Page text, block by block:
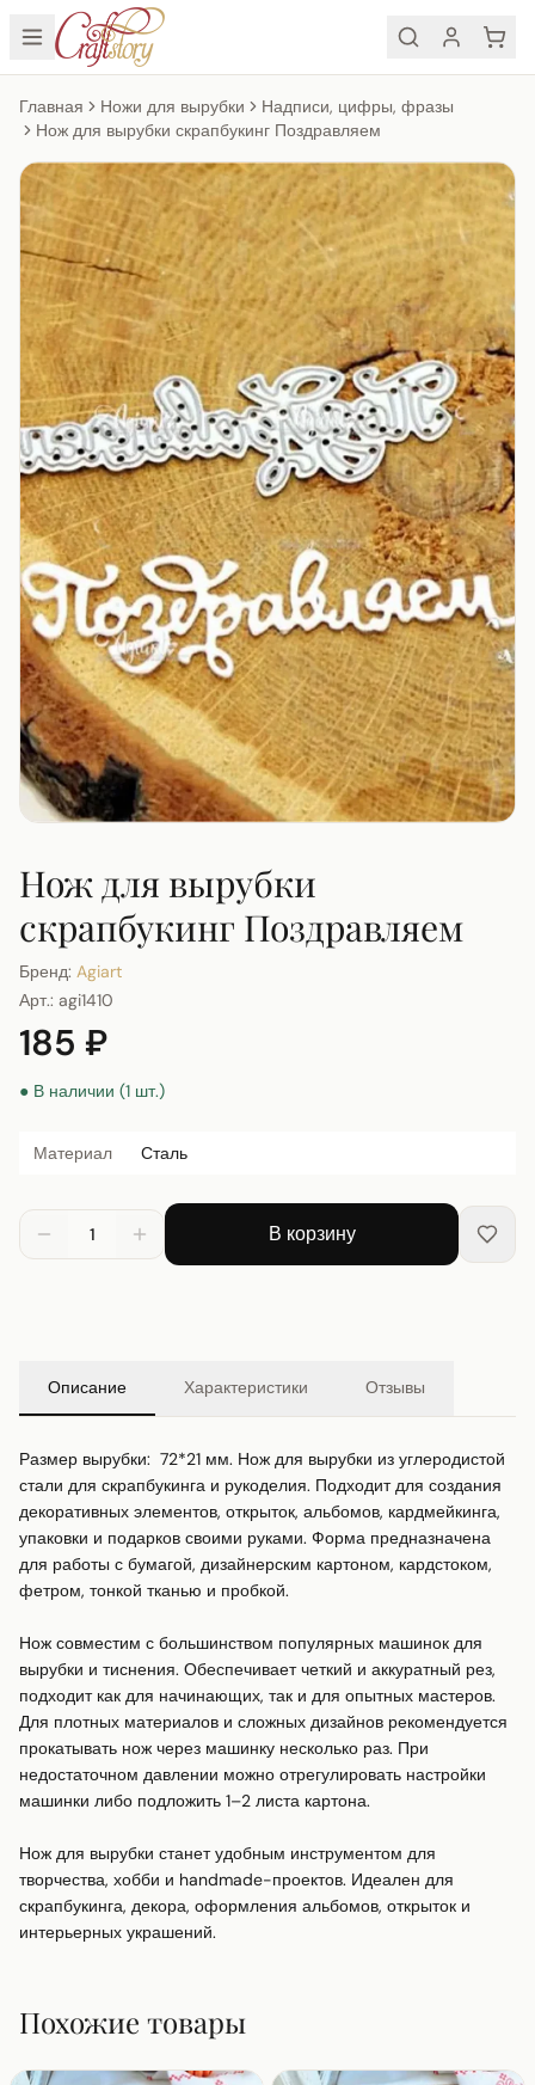
Главная Ножи для вырубки
Надписи, цифры, фразы
Нож для вырубки скрапбукинг Поздравляем
Нож для вырубки
скрапбукинг Поздравляем
Бренд: Agiart
Арт.: agi1410
185 ₽
● В наличии (1 шт.)
Материал Сталь
1 В корзину
Описание Характеристики Отзывы
Размер вырубки:  72*21 мм. Нож для вырубки из углеродистой
стали для скрапбукинга и рукоделия. Подходит для создания
декоративных элементов, открыток, альбомов, кардмейкинга,
упаковки и подарков своими руками. Форма предназначена
для работы с бумагой, дизайнерским картоном, кардстоком,
фетром, тонкой тканью и пробкой.
Нож совместим с большинством популярных машинок для
вырубки и тиснения. Обеспечивает четкий и аккуратный рез,
подходит как для начинающих, так и для опытных мастеров.
Для плотных материалов и сложных дизайнов рекомендуется
прокатывать нож через машинку несколько раз. При
недостаточном давлении можно отрегулировать настройки
машинки либо подложить 1–2 листа картона.
Нож для вырубки станет удобным инструментом для
творчества, хобби и handmade-проектов. Идеален для
скрапбукинга, декора, оформления альбомов, открыток и
интерьерных украшений.
Похожие товары